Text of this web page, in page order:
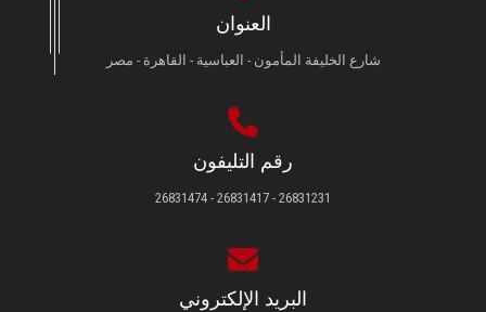
العنوان
شارع الخليفة المأمون - العباسية - القاهرة - مصر
رقم التليفون
26831231 - 26831417 - 26831474
البريد الإلكتروني